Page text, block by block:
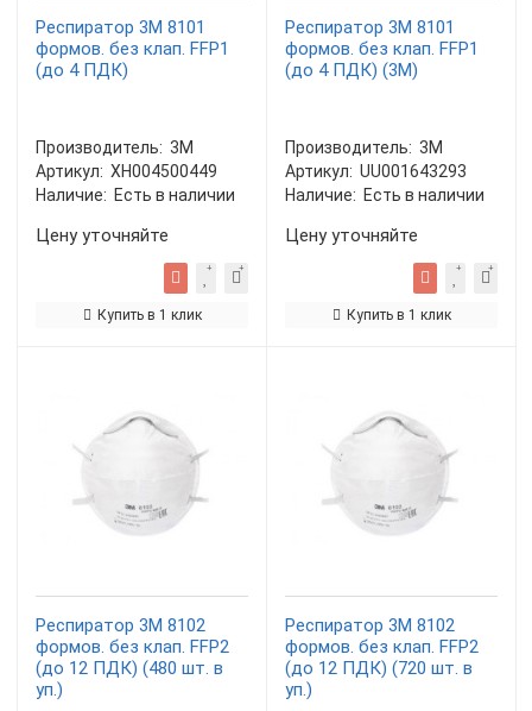
Респиратор 3М 8101
формов. без клап. FFP1
(до 4 ПДК)
Производитель: 3М
Артикул: XH004500449
Наличие: Есть в наличии
Цену уточняйте
Купить в 1 клик
Респиратор 3М 8101
формов. без клап. FFP1
(до 4 ПДК) (3M)
Производитель: 3М
Артикул: UU001643293
Наличие: Есть в наличии
Цену уточняйте
Купить в 1 клик
Респиратор 3М 8102
формов. без клап. FFP2
(до 12 ПДК) (480 шт. в
уп.)
Респиратор 3М 8102
формов. без клап. FFP2
(до 12 ПДК) (720 шт. в
уп.)